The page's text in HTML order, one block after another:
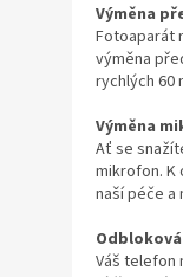
Výměna
Fotoaparát
výměna
rychlých 60
Výměna
Ať se
mikrofon. K
naší péče a
Váš telefon